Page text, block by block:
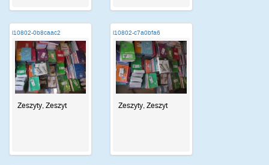
i10802-0b8caac2
Zeszyty, Zeszyt
i10802-c7a0bfa6
Zeszyty, Zeszyt